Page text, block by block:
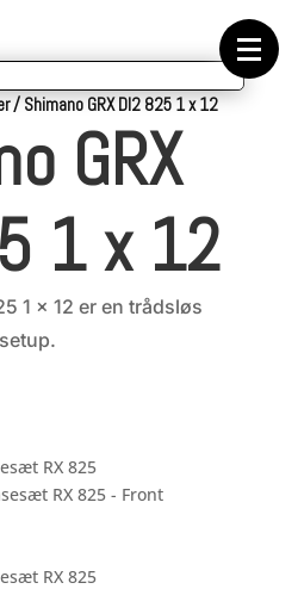
/Shimano GRX DI2 825 1 x 12
GRX
1 x 12
1 x 12 er en trådsløs
RX 825 - Front